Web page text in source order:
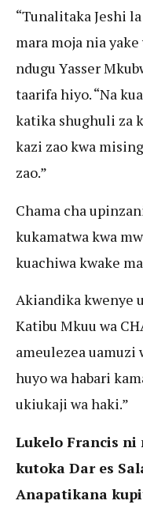
“Tunalitaka Jeshi
mara moja nia
ndugu Yasser
taarifa hiyo. “Na
katika shughuli za
kazi zao kwa
zao.”
Chama cha
kukamatwa kwa
kuachiwa kwake
Akiandika kwenye
Katibu Mkuu wa
ameulezea uamuzi
huyo wa habari
ukiukaji wa haki.”
Lukelo Francis ni
kutoka Dar es
Anapatikana